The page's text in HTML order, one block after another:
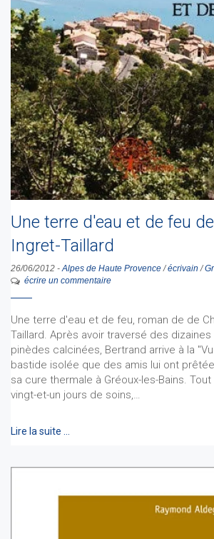
Une terre d'eau et de feu
Ingret-Taillard
26/06/2012 -Alpes de Haute Provence/écrivain /
écrire un commentaire
Une terre d'eau et de feu, roman de de
Taillard. Après avoir traversé des
pinèdes calcinées, Bertrand arrive à la
bastide isolée que des amis lui ont
sa cure thermale à Gréoux-les-Bains.
vingt-et-un jours de soins,…
Lire la suite …